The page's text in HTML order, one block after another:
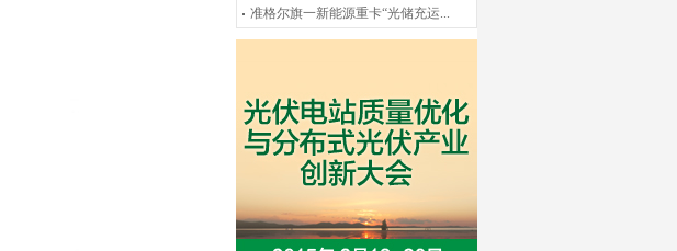
准格尔旗一新能源重卡“光储充运...